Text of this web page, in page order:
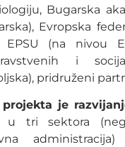
Bugarska
Evropska
EPSU (na nivou
i
pridruženi
projekta je
u tri sektora